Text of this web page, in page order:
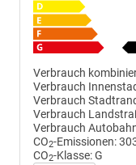
Verbrauch
Verbrauch
Verbrauch
Verbrauch
Verbrauch
CO2-Emissionen:
CO2-Klasse:G